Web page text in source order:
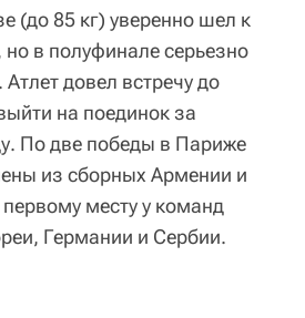
(до 85 кг) уверенно шел к
но в полуфинале серьезно
довел встречу до
на поединок за
По две победы в Париже
из сборных Армении и
месту у команд
Германии и Сербии.